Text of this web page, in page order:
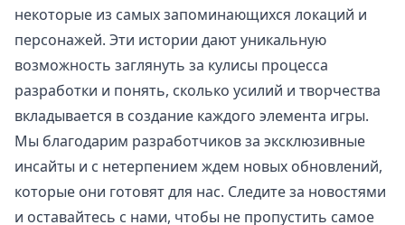
некоторые из самых запоминающихся локаций и
персонажей. Эти истории дают уникальную
возможность заглянуть за кулисы процесса
разработки и понять, сколько усилий и творчества
вкладывается в создание каждого элемента игры.
Мы благодарим разработчиков за эксклюзивные
инсайты и с нетерпением ждем новых обновлений,
которые они готовят для нас. Следите за новостями
и оставайтесь с нами, чтобы не пропустить самое